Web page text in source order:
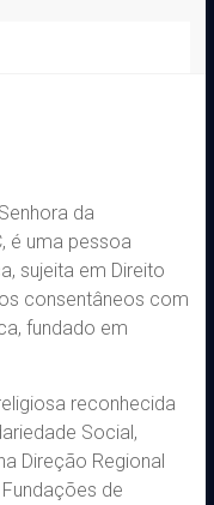
da
é uma pessoa
sujeita em Direito
consentâneos com
fundado em
reconhecida
Social,
Direção Regional
de